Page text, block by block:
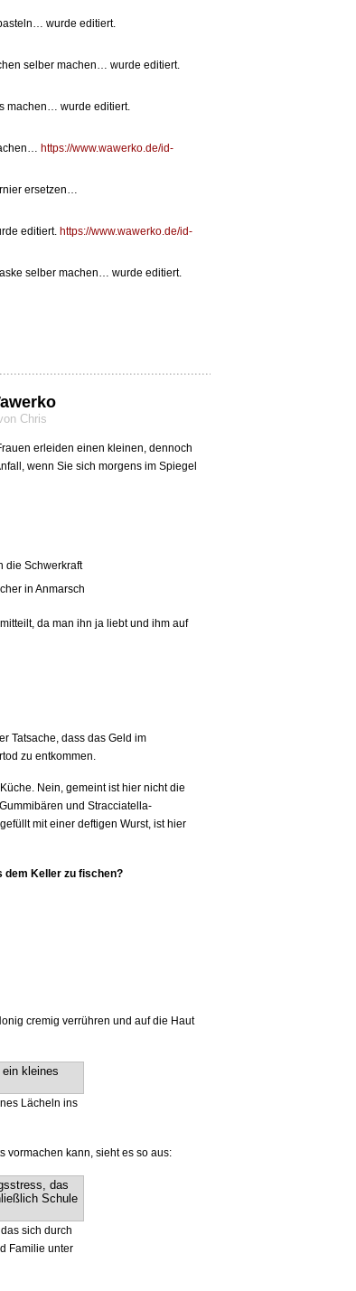
wurde editiert.
selber machen… wurde editiert.
machen… wurde editiert.
https://www.wawerko.de/id-
ersetzen…
editiert. https://www.wawerko.de/id-
selber machen… wurde editiert.
Chris
erleiden einen kleinen, dennoch
wenn Sie sich morgens im Spiegel
die Schwerkraft
in Anmarsch
da man ihn ja liebt und ihm auf
Tatsache, dass das Geld im
zu entkommen.
Nein, gemeint ist hier nicht die
und Stracciatella-
mit einer deftigen Wurst, ist hier
dem Keller zu fischen?
cremig verrühren und auf die Haut
Lächeln ins
vormachen kann, sieht es so aus:
sich durch
Familie unter